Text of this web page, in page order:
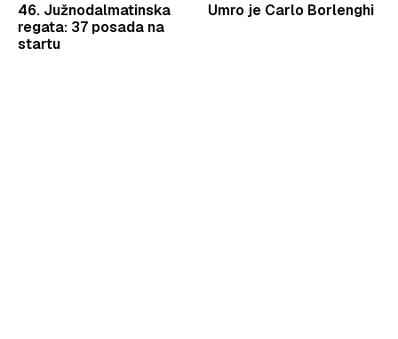
46. Južnodalmatinska
regata: 37 posada na
startu
Umro je Carlo Borlenghi